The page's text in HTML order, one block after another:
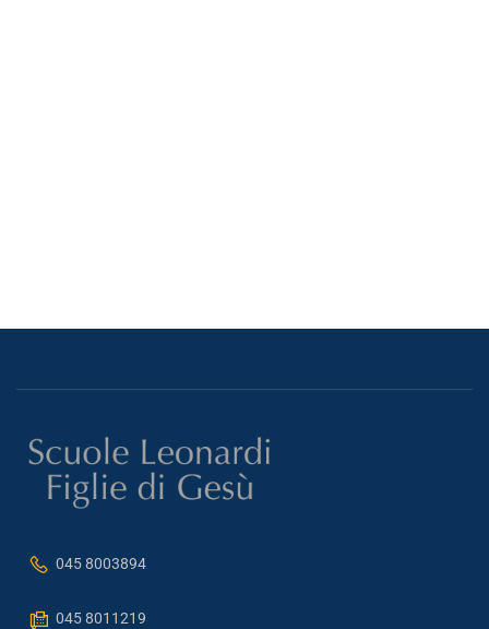
045 8003894
045 8011219